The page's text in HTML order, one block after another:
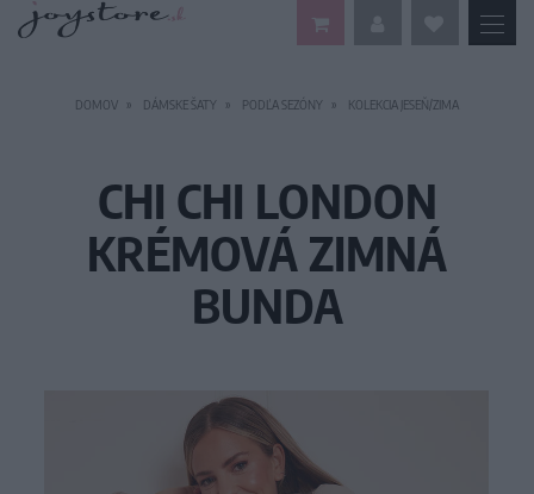
DOMOV DÁMSKE ŠATY PODĽA SEZÓNY KOLEKCIA JESEŇ/ZIMA
CHI CHI LONDON
KRÉMOVÁ ZIMNÁ
BUNDA